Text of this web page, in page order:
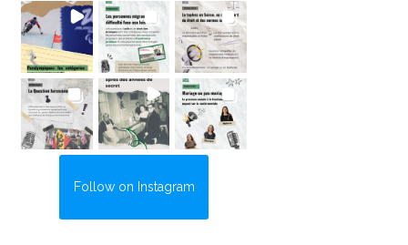
Follow on Instagram